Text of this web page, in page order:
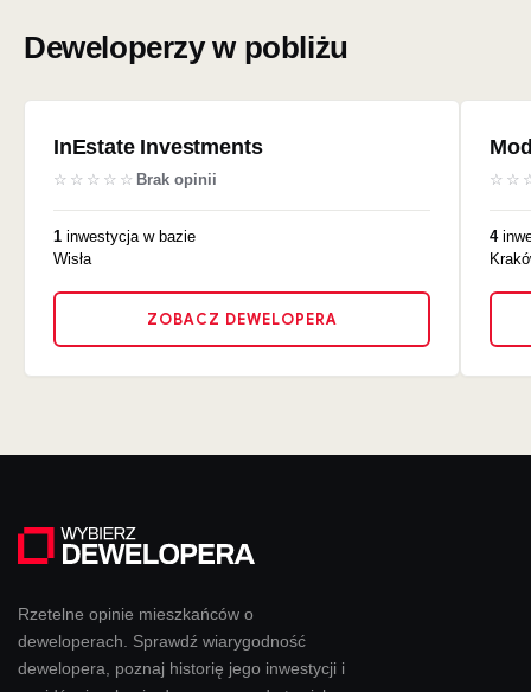
Deweloperzy w pobliżu
InEstate Investments
☆☆☆☆☆ Brak opinii
1 inwestycja w bazie
Wisła
ZOBACZ DEWELOPERA
4
Rzetelne opinie mieszkańców o
deweloperach. Sprawdź wiarygodność
dewelopera, poznaj historię jego inwestycji i